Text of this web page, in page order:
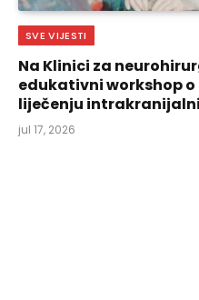
SVE VIJESTI
Na Klinici za
edukativni workshop o
liječenju
jul 17, 2026